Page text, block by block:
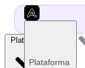
Plataforma
Plataforma